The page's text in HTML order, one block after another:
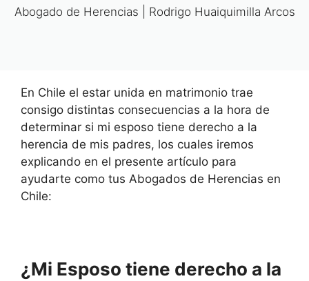
Abogado de Herencias | Rodrigo Huaiquimilla Arcos
En Chile el estar unida en matrimonio trae
consigo distintas consecuencias a la hora de
determinar si mi esposo tiene derecho a la
herencia de mis padres, los cuales iremos
explicando en el presente artículo para
ayudarte como tus Abogados de Herencias en
Chile:
¿Mi Esposo tiene derecho a la